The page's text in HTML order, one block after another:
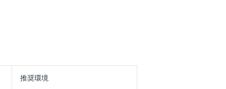
推奨環境